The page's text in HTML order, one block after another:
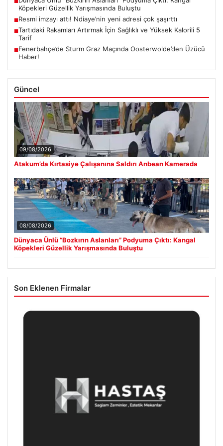
Köpekleri Güzellik Yarışmasında Buluştu
■Resmi imzayı attı! Ndiaye’nin yeni adresi çok şaşırttı
■Tartıdaki Rakamları Artırmak İçin Sağlıklı ve Yüksek Kalorili 5
Tarif
■Fenerbahçe’de Sturm Graz Maçında Oosterwolde’den Üzücü
Haber!
Güncel
09/08/2026
Atakum’da Kırtasiye Çalışanına Saldırı Anbean Kamerada
08/08/2026
Dünyaca Ünlü “Bozkırın Aslanları” Podyuma Çıktı: Kangal
Köpekleri Güzellik Yarışmasında Buluştu
Son Eklenen Firmalar